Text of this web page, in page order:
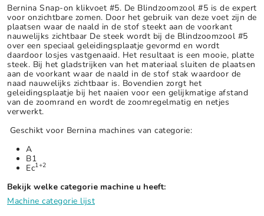
Bernina Snap-on klikvoet #5. De Blindzoomzool #5 is de expert
voor onzichtbare zomen. Door het gebruik van deze voet zijn de
plaatsen waar de naald in de stof steekt aan de voorkant
nauwelijks zichtbaar De steek wordt bij de Blindzoomzool #5
over een speciaal geleidingsplaatje gevormd en wordt
daardoor losjes vastgenaaid. Het resultaat is een mooie, platte
steek. Bij het gladstrijken van het materiaal sluiten de plaatsen
aan de voorkant waar de naald in de stof stak waardoor de
naad nauwelijks zichtbaar is. Bovendien zorgt het
geleidingsplaatje bij het naaien voor een gelijkmatige afstand
van de zoomrand en wordt de zoomregelmatig en netjes
verwerkt.
Geschikt voor Bernina machines van categorie:
A
B1
Ec1+2
Bekijk welke categorie machine u heeft:
Machine categorie lijst